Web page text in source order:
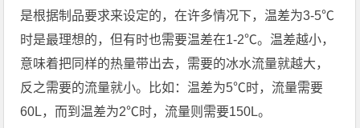
是根据制品要求来设定的，在许多情况下，温差为3-5℃
时是最理想的，但有时也需要温差在1-2℃。温差越小，
意味着把同样的热量带出去，需要的冰水流量就越大，
反之需要的流量就小。比如：温差为5℃时，流量需要
60L，而到温差为2℃时，流量则需要150L。